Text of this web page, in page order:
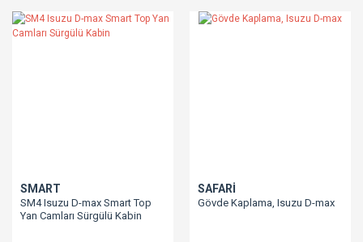
SMART
SM4 Isuzu D-max Smart Top
Yan Camları Sürgülü Kabin
SAFARİ
Gövde Kaplama, Isuzu D-max